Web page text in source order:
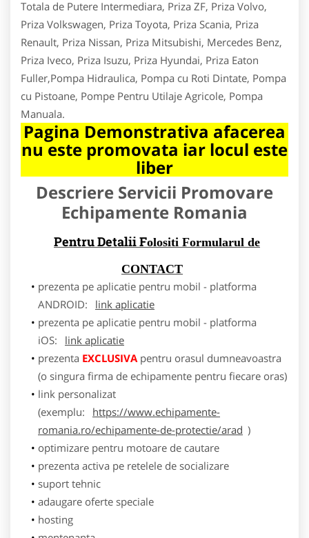
Totala de Putere Intermediara, Priza ZF, Priza Volvo,
Priza Volkswagen, Priza Toyota, Priza Scania, Priza
Renault, Priza Nissan, Priza Mitsubishi, Mercedes Benz,
Priza Iveco, Priza Isuzu, Priza Hyundai, Priza Eaton
Fuller,Pompa Hidraulica, Pompa cu Roti Dintate, Pompa
cu Pistoane, Pompe Pentru Utilaje Agricole, Pompa
Manuala.
Pagina Demonstrativa afacerea
nu este promovata iar locul este
liber
Descriere Servicii Promovare
Echipamente Romania
Pentru Detalii Folositi Formularul de
CONTACT
prezenta pe aplicatie pentru mobil - platforma
ANDROID:
link aplicatie
prezenta pe aplicatie pentru mobil - platforma
iOS:
link aplicatie
prezenta EXCLUSIVApentru orasul dumneavoastra
(o singura firma de echipamente pentru fiecare oras)
link personalizat
(exemplu:
https://www.echipamente-
romania.ro/echipamente-de-protectie/arad )
optimizare pentru motoare de cautare
prezenta activa pe retelele de socializare
suport tehnic
adaugare oferte speciale
hosting